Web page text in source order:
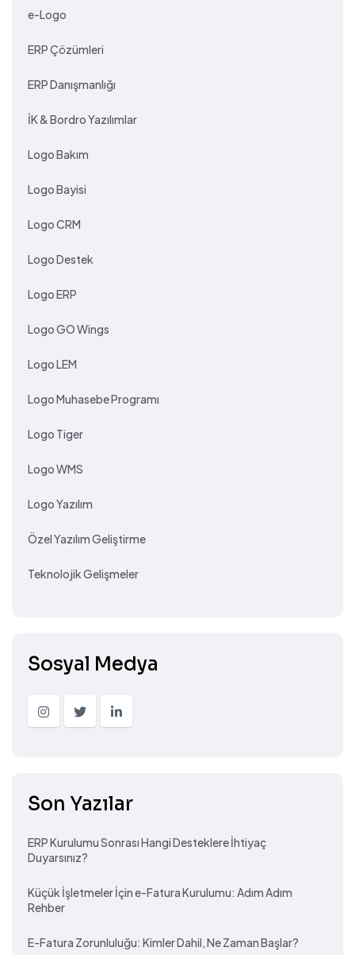
e-Logo
ERP Çözümleri
ERP Danışmanlığı
İK & Bordro Yazılımlar
Logo Bakım
Logo Bayisi
Logo CRM
Logo Destek
Logo ERP
Logo GO Wings
Logo LEM
Logo Muhasebe Programı
Logo Tiger
Logo WMS
Logo Yazılım
Özel Yazılım Geliştirme
Teknolojik Gelişmeler
Sosyal Medya
Son Yazılar
ERP Kurulumu Sonrası Hangi Desteklere İhtiyaç
Duyarsınız?
Küçük İşletmeler İçin e-Fatura Kurulumu: Adım Adım
Rehber
E-Fatura Zorunluluğu: Kimler Dahil, Ne Zaman Başlar?